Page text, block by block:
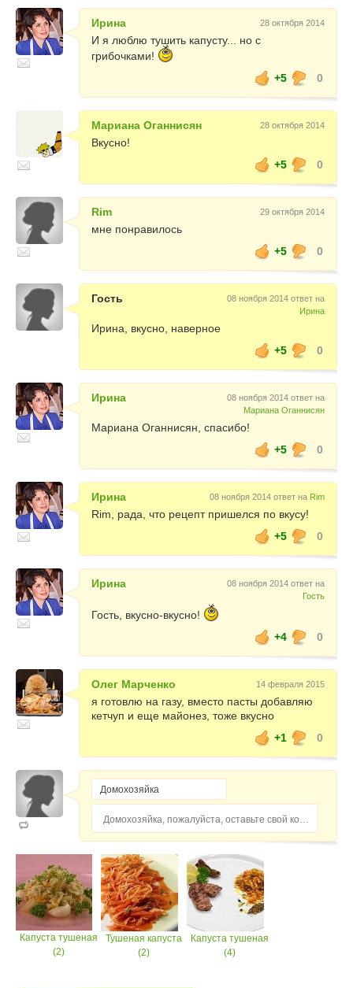
Ирина 28 октября 2014
И я люблю тушить капусту... но с
грибочками!
+5
0
Мариана Оганнисян 28 октября 2014
Вкусно!
+5
0
Rim 29 октября 2014
мне понравилось
+5
0
Гость
08 ноября 2014 ответ на
Ирина
Ирина, вкусно, наверное
+5
0
Ирина
08 ноября 2014 ответ на
Мариана Оганнисян
Мариана Оганнисян, спасибо!
+5
0
Ирина 08 ноября 2014 ответ на Rim
Rim, рада, что рецепт пришелся по вкусу!
+5
0
Ирина
08 ноября 2014 ответ на
Гость
Гость, вкусно-вкусно!
+4
0
Олег Марченко 14 февраля 2015
я готовлю на газу, вместо пасты добавляю
кетчуп и еще майонез, тоже вкусно
+1
0
Домохозяйка, пожалуйста, оставьте свой комментарий...
Капуста тушеная
(2)
Тушеная капуста
(2)
Капуста тушеная
(4)